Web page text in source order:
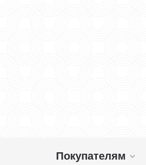
Покупателям